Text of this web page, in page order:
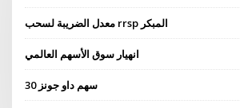
معدل الضريبة لسحب rrsp المبكر
انهيار سوق الأسهم العالمي
30 سهم داو جونز